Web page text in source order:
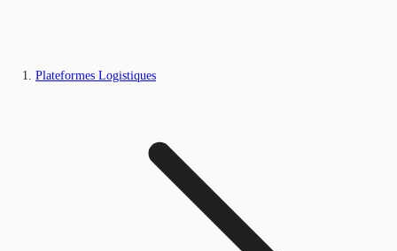
Plateformes Logistiques